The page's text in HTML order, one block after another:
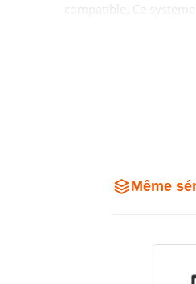
compatible. Ce
halogène peutMême